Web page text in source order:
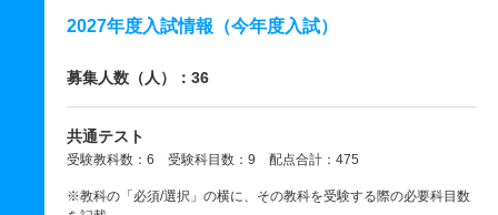
2027年度入試情報（今年度入試）
募集人数（人）：36
共通テスト
受験教科数：6 受験科目数：9 配点合計：475
※教科の「必須/選択」の横に、その教科を受験する際の必要科目数